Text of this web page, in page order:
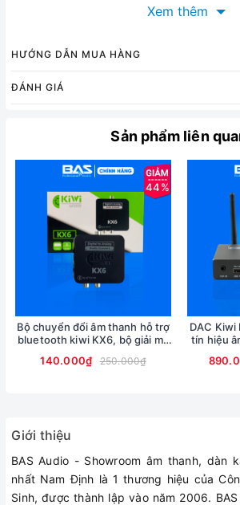
Hỗ trợ giải mã tín hiệu lên tới 24 bit (32/
THÔNG SỐ KỸ THUẬT
Bộ chuyển đổi Digital sang Analog KA06
Tờ hướng dẫn sử dung
#bộchuyểnđổiâmthanhopticalaudio
#bộchuyểnđổiâmthanhdigitalsanganalog
#bộchuyểnđổiâmthanhkiwi #bộchuyểnquang
#bộchuyểnđổiâmthanhopticalsanganalog
Xem thêm
HƯỚNG DẪN MUA HÀNG
ĐÁNH GIÁ
Sản phẩm liên
44%
Bộ chuyển đổi âm thanh hỗ trợ
bluetooth kiwi KX6, bộ giải mã
dàn karaoke, chính hãng
140.000₫ 250.000₫
DAC Kiwi
tín hiệu
Giới thiệu
BAS Audio - Showroom âm thanh, dàn
nhất Nam Định là 1 thương hiệu của
Sinh, được thành lập vào năm 2006.